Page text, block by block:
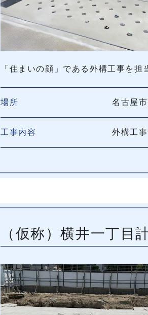
「住まいの顔」である外構工事を担
場所 名古屋
工事内容 外構工
（仮称）横井一丁目